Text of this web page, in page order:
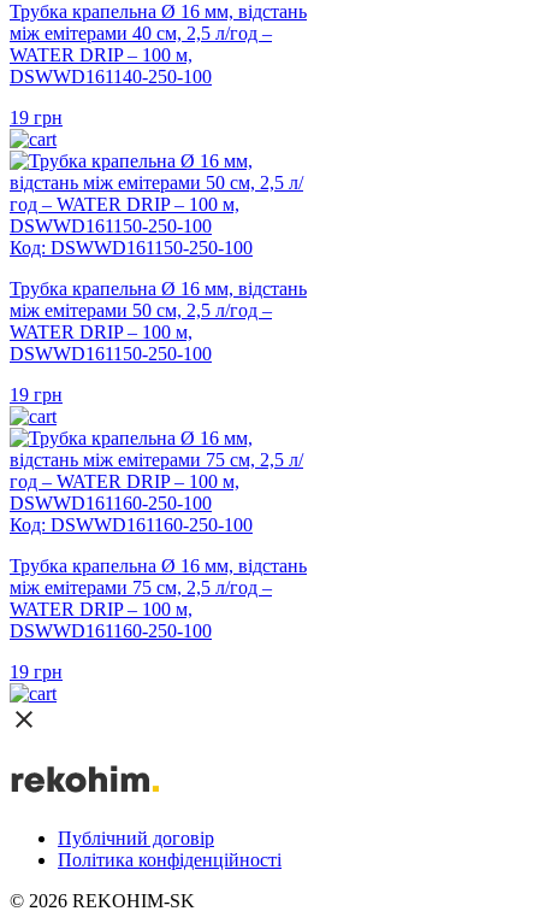
Трубка крапельна Ø 16 мм, відстань
між емітерами 40 см, 2,5 л/год –
WATER DRIP – 100 м,
DSWWD161140-250-100
19 грн
Код: DSWWD161150-250-100
Трубка крапельна Ø 16 мм, відстань
між емітерами 50 см, 2,5 л/год –
WATER DRIP – 100 м,
DSWWD161150-250-100
19 грн
Код: DSWWD161160-250-100
Трубка крапельна Ø 16 мм, відстань
між емітерами 75 см, 2,5 л/год –
WATER DRIP – 100 м,
DSWWD161160-250-100
19 грн
Публічний договір
Політика конфіденційності
© 2026 REKOHIM-SK